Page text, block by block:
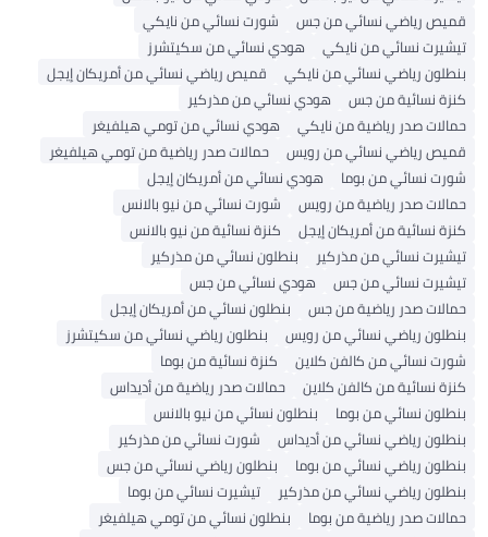
قميص رياضي نسائي من جس
شورت نسائي من نايكي
تيشيرت نسائي من نايكي
هودي نسائي من سكيتشرز
بنطلون رياضي نسائي من نايكي
قميص رياضي نسائي من أمريكان إيجل
كنزة نسائية من جس
هودي نسائي من مذركير
حمالات صدر رياضية من نايكي
هودي نسائي من تومي هيلفيغر
قميص رياضي نسائي من رويس
حمالات صدر رياضية من تومي هيلفيغر
شورت نسائي من بوما
هودي نسائي من أمريكان إيجل
حمالات صدر رياضية من رويس
شورت نسائي من نيو بالانس
كنزة نسائية من أمريكان إيجل
كنزة نسائية من نيو بالانس
تيشيرت نسائي من مذركير
بنطلون نسائي من مذركير
تيشيرت نسائي من جس
هودي نسائي من جس
حمالات صدر رياضية من جس
بنطلون نسائي من أمريكان إيجل
بنطلون رياضي نسائي من رويس
بنطلون رياضي نسائي من سكيتشرز
شورت نسائي من كالفن كلاين
كنزة نسائية من بوما
كنزة نسائية من كالفن كلاين
حمالات صدر رياضية من أديداس
بنطلون نسائي من بوما
بنطلون نسائي من نيو بالانس
بنطلون رياضي نسائي من أديداس
شورت نسائي من مذركير
بنطلون رياضي نسائي من بوما
بنطلون رياضي نسائي من جس
بنطلون رياضي نسائي من مذركير
تيشيرت نسائي من بوما
حمالات صدر رياضية من بوما
بنطلون نسائي من تومي هيلفيغر